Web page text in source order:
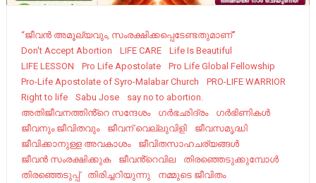
“ജീവന്‍ അമൂല്യവും, സംരക്ഷിക്കപ്പെടേണ്ടതുമാണ്”
Don't Accept Abortion
LIFE CARE
Life Is Beautiful
LIFE LESSON
Pro Life Apostolate
Pro Life Global Fellowship
Pro-Life Apostolate of Syro-Malabar Church
PRO-LIFE WARRIOR
Right to life
Sabu Jose
say no to abortion.
അതിജീവനത്തിൻ്റെ സന്ദേശം
ഗർഭഛിദ്രം
ഗർഭിണികൾ
ജീവനും ജീവിതവും
ജീവന് വെല്ലുവിളി
ജീവസമൃദ്ധി
ജീവിക്കാനുള്ള അവകാശം
ജീവിതസാഹചര്യങ്ങൾ
ജീവൻ സംരക്ഷിക്കുക
ജീവൻ്റെവില
തിരഞ്ഞെടുക്കുമ്പോൾ
തിരഞ്ഞെടുപ്പ്
തിരിച്ചറിയുന്നു നമ്മുടെ ജീവിതം